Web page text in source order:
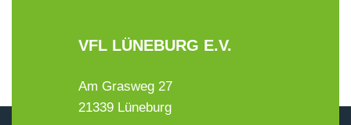
VFL LÜNEBURG E.V.
Am Grasweg 27
21339 Lüneburg